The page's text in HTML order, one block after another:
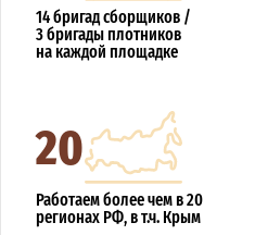
14 бригад сборщиков /
3 бригады плотников
на каждой площадке
20
Работаем более чем в 20
регионах РФ, в т.ч. Крым